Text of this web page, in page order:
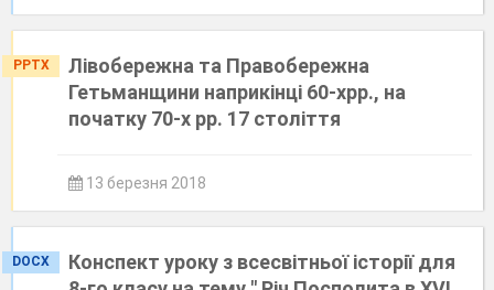
PPTX
Лівобережна та Правобережна
Гетьманщини наприкінці 60-хрр., на
початку 70-х рр. 17 століття
13 березня 2018
DOCX
Конспект уроку з всесвітньої історії для